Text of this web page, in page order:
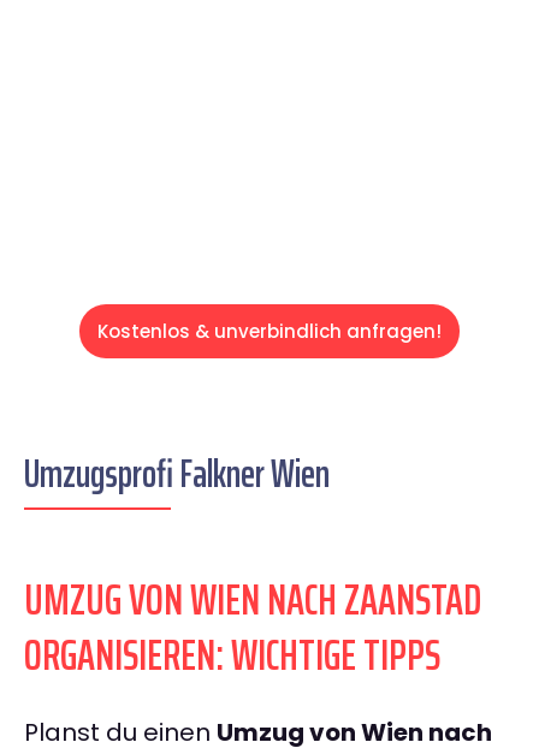
Kostenlos & unverbindlich anfragen!
Umzugsprofi Falkner Wien
UMZUG VON WIEN NACH ZAANSTAD
ORGANISIEREN: WICHTIGE TIPPS
Planst du einen Umzug von Wien nach